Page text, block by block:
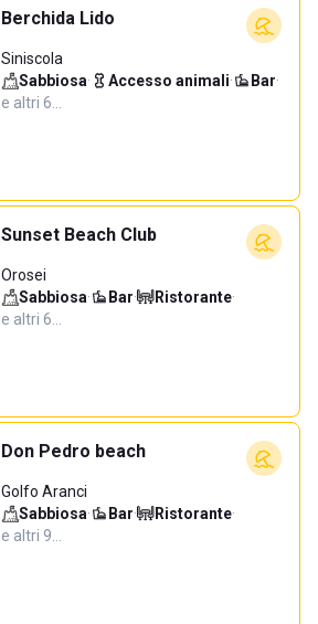
Berchida Lido
Siniscola
Sabbiosa· Accesso animali· Bar·
e altri 6…
Sunset Beach Club
Orosei
Sabbiosa· Bar· Ristorante·
e altri 6…
Don Pedro beach
Golfo Aranci
Sabbiosa· Bar· Ristorante·
e altri 9…